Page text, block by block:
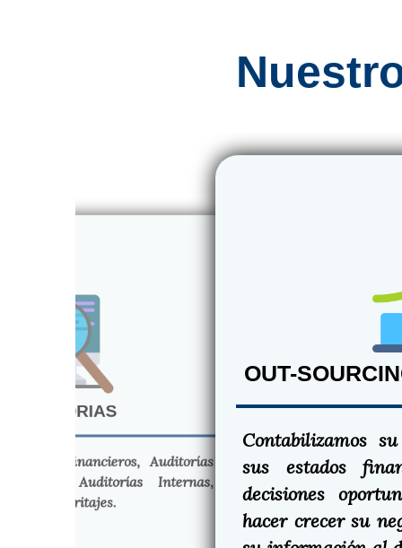
OUT-
Contabilizamos
sus estados
decisiones
hacer crecer su
AUDITORIAS
estados financieros, Auditorías
fiscales. Auditorías Internas,
y Peritajes.